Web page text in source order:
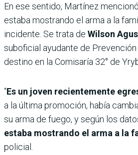
En ese sentido, Martínez
estaba mostrando el arma a la
incidente. Se trata de Wilson
suboficial ayudante de
destino en la Comisaría 32° de
“Es un joven recientemente
a la última promoción, había
su arma de fuego, y según los
estaba mostrando el arma a la
policial.